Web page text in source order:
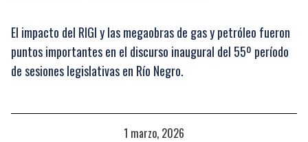
El impacto del RIGI y las megaobras de gas y petróleo fueron
puntos importantes en el discurso inaugural del 55º período
de sesiones legislativas en Río Negro.
1 marzo, 2026